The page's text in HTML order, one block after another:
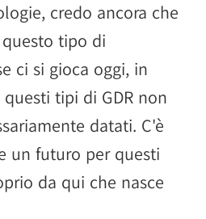
credo ancora che
tipo di
ci si gioca oggi, in
tipi di GDR non
datati. C'è
un futuro per questi
da qui che nasce